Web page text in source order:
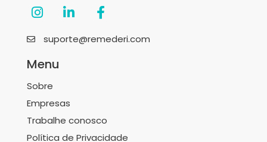
suporte@remederi.com
Menu
Sobre
Empresas
Trabalhe conosco
Política de Privacidade